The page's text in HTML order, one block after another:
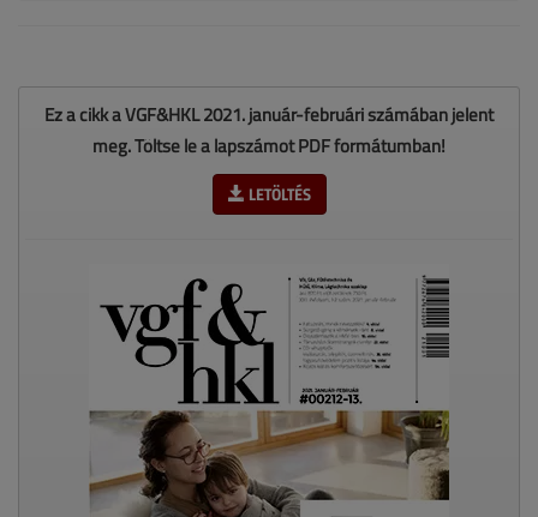
Ez a cikk a VGF&HKL 2021. január-februári számában jelent
meg. Töltse le a lapszámot PDF formátumban!
LETÖLTÉS